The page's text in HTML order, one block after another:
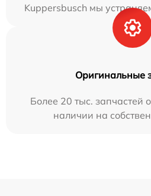
Kuppersbusch мы
Оригинальные
Более 20 тыс. запчастей
наличии на